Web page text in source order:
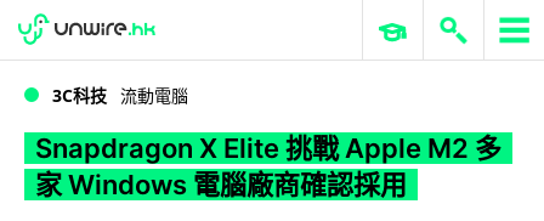
WWDC 2026 ERP 與商業 AI
3C科技 流動電腦
Snapdragon X Elite 挑戰 Apple M2 多
家 Windows 電腦廠商確認採用